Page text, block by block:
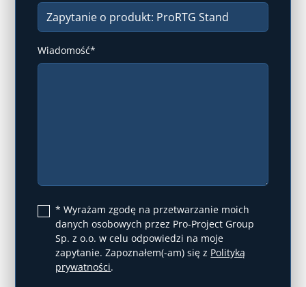
Wiadomość*
* Wyrażam zgodę na przetwarzanie moich
danych osobowych przez Pro-Project Group
Sp. z o.o. w celu odpowiedzi na moje
zapytanie. Zapoznałem(-am) się z Polityką
prywatności.